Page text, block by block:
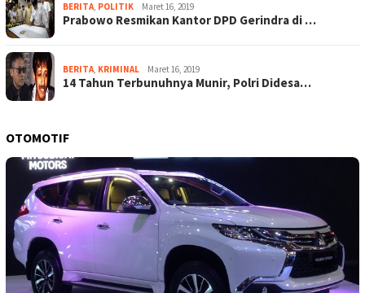
BERITA, POLITIK Maret 16, 2019
Prabowo Resmikan Kantor DPD Gerindra di …
BERITA, KRIMINAL Maret 16, 2019
14 Tahun Terbunuhnya Munir, Polri Didesa…
OTOMOTIF